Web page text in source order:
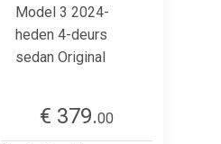
€ 379.00